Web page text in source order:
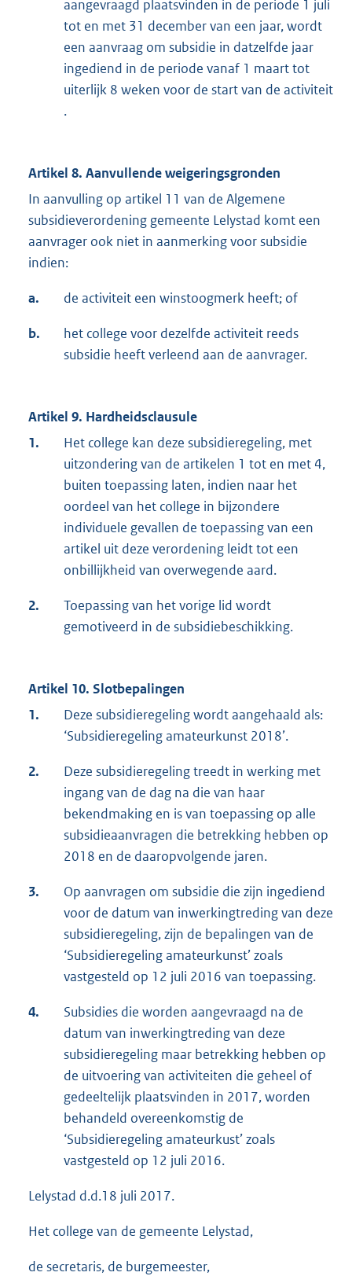
aangevraagd plaatsvinden in de periode 1 juli
tot en met 31 december van een jaar, wordt
een aanvraag om subsidie in datzelfde jaar
ingediend in de periode vanaf 1 maart tot
uiterlijk 8 weken voor de start van de activiteit
.
Artikel 8. Aanvullende weigeringsgronden
In aanvulling op artikel 11 van de Algemene
subsidieverordening gemeente Lelystad komt een
aanvrager ook niet in aanmerking voor subsidie
indien:
a. de activiteit een winstoogmerk heeft; of
b.
het college voor dezelfde activiteit reeds
subsidie heeft verleend aan de aanvrager.
Artikel 9. Hardheidsclausule
1.
Het college kan deze subsidieregeling, met
uitzondering van de artikelen 1 tot en met 4,
buiten toepassing laten, indien naar het
oordeel van het college in bijzondere
individuele gevallen de toepassing van een
artikel uit deze verordening leidt tot een
onbillijkheid van overwegende aard.
2.
Toepassing van het vorige lid wordt
gemotiveerd in de subsidiebeschikking.
Artikel 10. Slotbepalingen
1.
Deze subsidieregeling wordt aangehaald als:
‘Subsidieregeling amateurkunst 2018’.
2.
Deze subsidieregeling treedt in werking met
ingang van de dag na die van haar
bekendmaking en is van toepassing op alle
subsidieaanvragen die betrekking hebben op
2018 en de daaropvolgende jaren.
3.
Op aanvragen om subsidie die zijn ingediend
voor de datum van inwerkingtreding van deze
subsidieregeling, zijn de bepalingen van de
‘Subsidieregeling amateurkunst’ zoals
vastgesteld op 12 juli 2016 van toepassing.
4.
Subsidies die worden aangevraagd na de
datum van inwerkingtreding van deze
subsidieregeling maar betrekking hebben op
de uitvoering van activiteiten die geheel of
gedeeltelijk plaatsvinden in 2017, worden
behandeld overeenkomstig de
‘Subsidieregeling amateurkust’ zoals
vastgesteld op 12 juli 2016.
Lelystad d.d.18 juli 2017.
Het college van de gemeente Lelystad,
de secretaris, de burgemeester,